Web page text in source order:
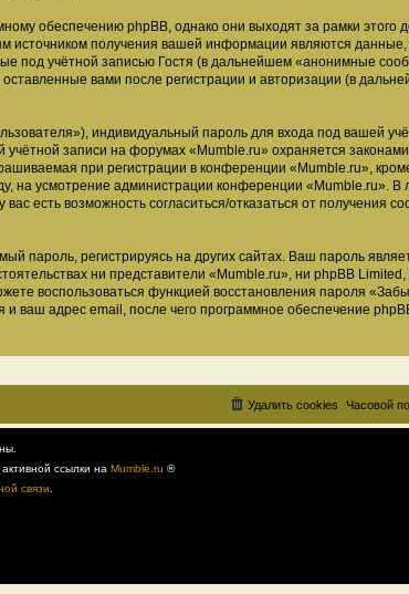
обеспечению phpBB, однако они выходят за рамки этого
источником получения вашей информации являются
под учётной записью Гостя (в дальнейшем «анонимные
вами после регистрации и авторизации (в
индивидуальный пароль для входа под вашей
записи на форумах «Mumble.ru» охраняется
при регистрации в конференции «Mumble.ru»,
на усмотрение администрации конференции «Mumble.ru». В
есть возможность согласиться/отказаться от получения
пароль, регистрируясь на других сайтах. Ваш пароль
ни представители «Mumble.ru», ни phpBB Limited,
воспользоваться функцией восстановления пароля
ваш адрес email, после чего программное обеспечение
Часовой
Удалить cookies
ссылки на Mumble.ru ®
связи